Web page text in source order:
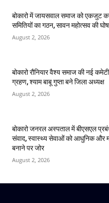
बोकारो में जायसवाल समाज को एकजुट
समितियों का गठन, सावन महोत्सव की
August 2, 2026
बोकारो रौनियार वैश्य समाज की नई
ग्रहण, श्याम बाबू गुप्ता बने जिला अध्यक्ष
August 2, 2026
बोकारो जनरल अस्पताल में बीएसएल
संवाद, स्वास्थ्य सेवाओं को आधुनिक और
बनाने पर जोर
August 2, 2026